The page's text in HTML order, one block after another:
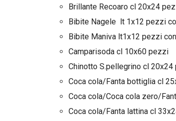
Brillante Recoaro cl 20x24
Bibite Nagele lt 1x12 pezzi
Bibite Maniva lt1x12 pezzi
Camparisoda cl 10x60 pezzi
Chinotto S.pellegrino cl
Coca cola/Fanta bottiglia cl
Coca cola/Coca cola zero/
Coca cola/Fanta lattina cl